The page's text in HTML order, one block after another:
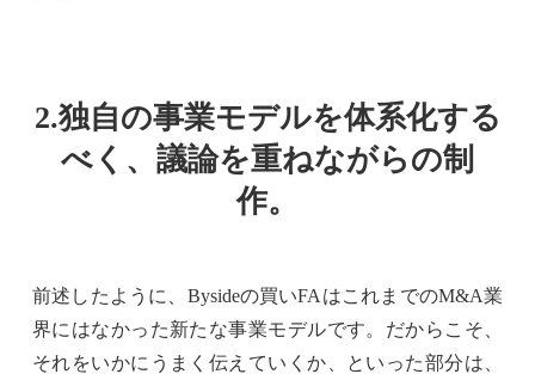
2.独自の事業モデルを体系化する
べく、議論を重ねながらの制
作。
前述したように、 Bysideの買いFA はこれまでのM&A業
界にはなかった新たな事業モデルです。だからこそ、
それをいかにうまく伝えていくか、といった部分は、